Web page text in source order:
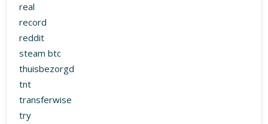
real
record
reddit
steam btc
thuisbezorgd
tnt
transferwise
try